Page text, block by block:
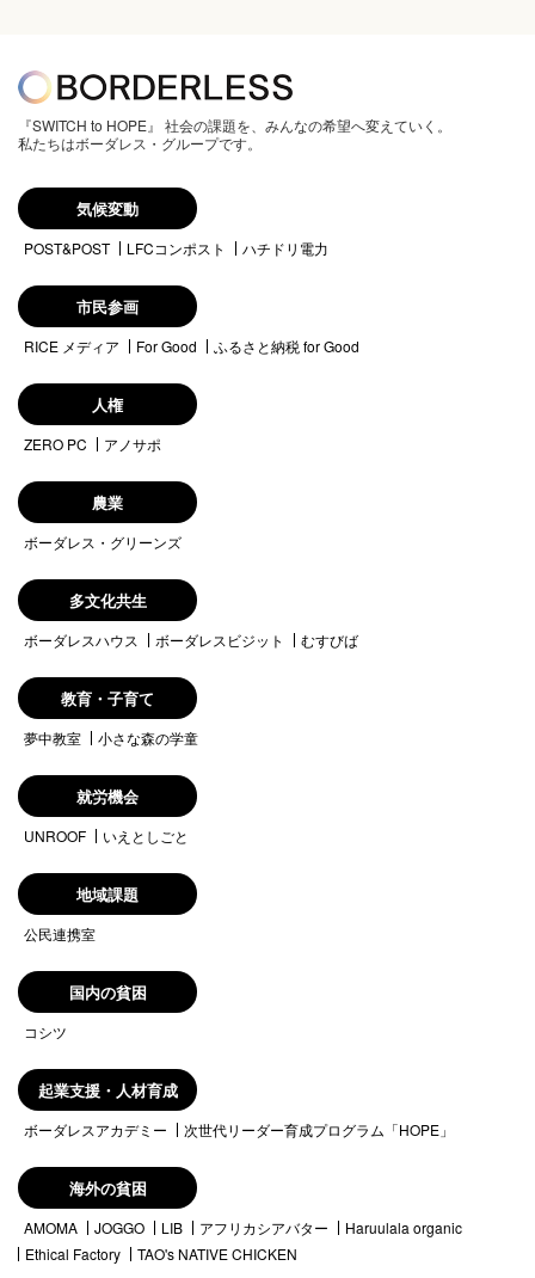
『SWITCH to HOPE』 社会の課題を、みんなの希望へ変えていく。
私たちはボーダレス・グループです。
気候変動
POST&POST LFCコンポスト ハチドリ電力
市民参画
RICE メディア For Good ふるさと納税 for Good
人権
ZERO PC アノサポ
農業
ボーダレス・グリーンズ
多文化共生
ボーダレスハウス ボーダレスビジット むすびば
教育・子育て
夢中教室 小さな森の学童
就労機会
UNROOF いえとしごと
地域課題
公民連携室
国内の貧困
コシツ
起業支援・人材育成
ボーダレスアカデミー 次世代リーダー育成プログラム「HOPE」
海外の貧困
AMOMA JOGGO LIB アフリカシアバター
Haruulala organic
Ethical Factory
TAO's NATIVE CHICKEN